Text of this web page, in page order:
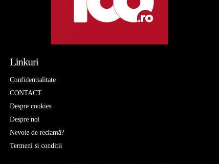
Linkuri
Confidentialitate
CONTACT
Despre cookies
Despre noi
Nevoie de reclamă?
Termeni si conditii